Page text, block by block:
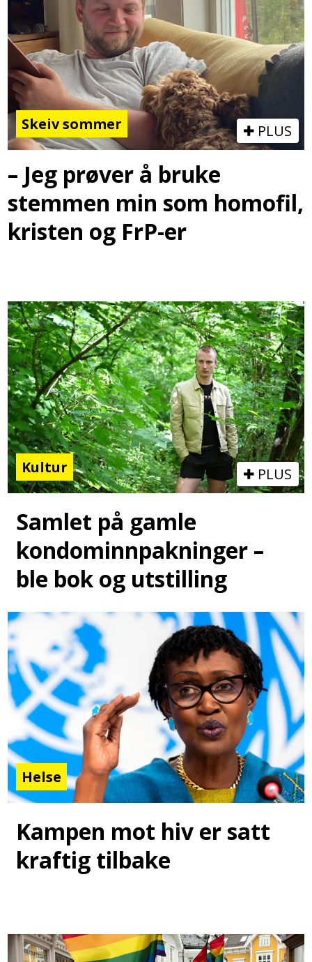
Skeiv sommer PLUS
– Jeg prøver å bruke
stemmen min som homofil,
kristen og FrP-er
Kultur PLUS
Samlet på gamle
kondominnpakninger –
ble bok og utstilling
Helse
Kampen mot hiv er satt
kraftig tilbake